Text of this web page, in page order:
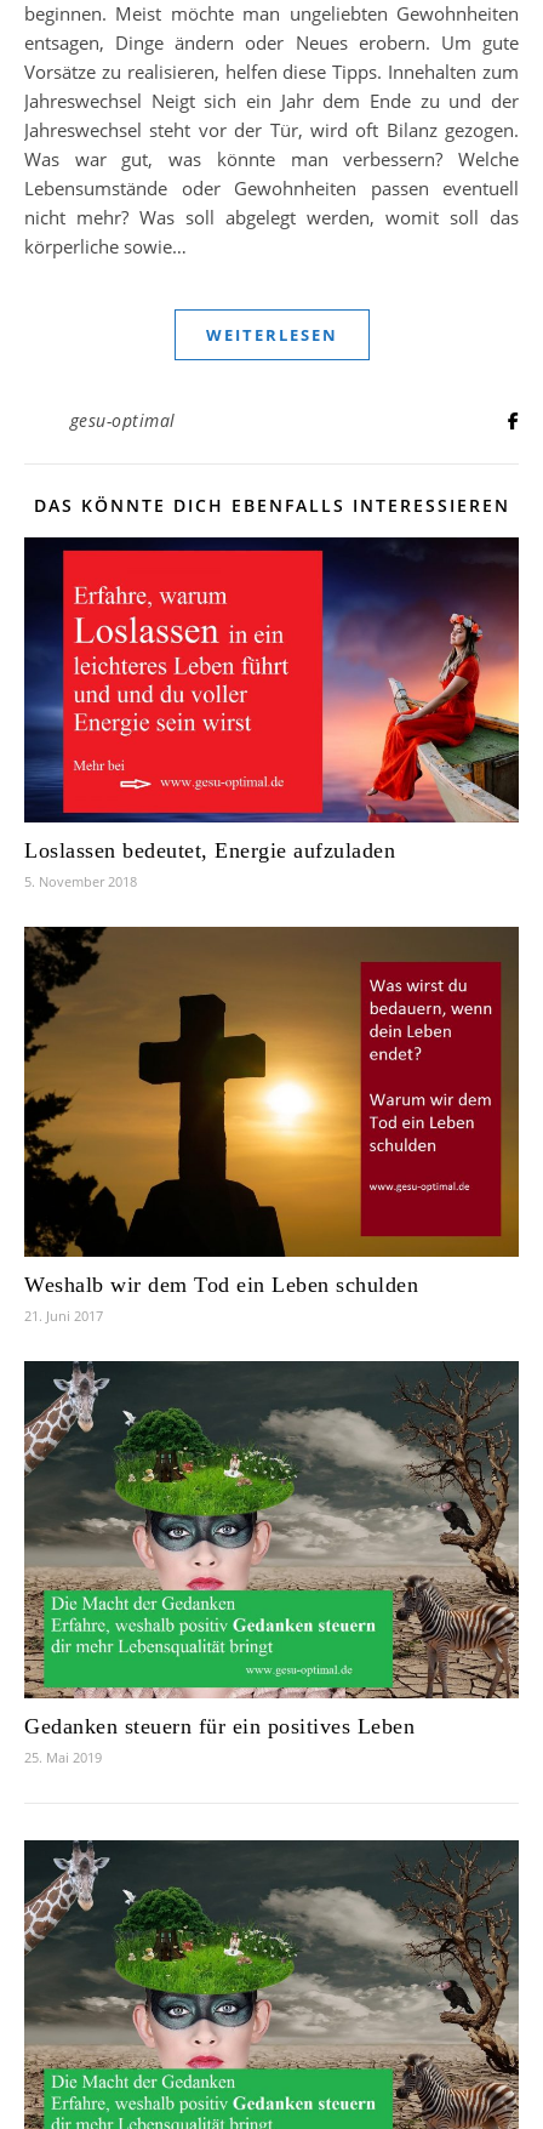
beginnen. Meist möchte man ungeliebten Gewohnheiten
entsagen, Dinge ändern oder Neues erobern. Um gute
Vorsätze zu realisieren, helfen diese Tipps. Innehalten zum
Jahreswechsel Neigt sich ein Jahr dem Ende zu und der
Jahreswechsel steht vor der Tür, wird oft Bilanz gezogen.
Was war gut, was könnte man verbessern? Welche
Lebensumstände oder Gewohnheiten passen eventuell
nicht mehr? Was soll abgelegt werden, womit soll das
körperliche sowie…
WEITERLESEN
gesu-optimal
DAS KÖNNTE DICH EBENFALLS INTERESSIEREN
Loslassen bedeutet, Energie aufzuladen
5. November 2018
Weshalb wir dem Tod ein Leben schulden
21. Juni 2017
Gedanken steuern für ein positives Leben
25. Mai 2019